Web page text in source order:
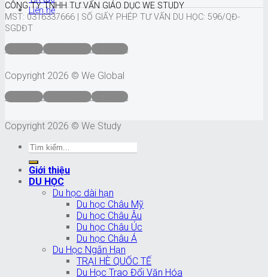
Liên hệ
CÔNG TY TNHH TƯ VẤN GIÁO DỤC WE STUDY
MST: 0316337666 | SỐ GIẤY PHÉP TƯ VẤN DU HỌC: 596/QĐ-
SGDĐT
Quy định Điều khoản Bảo mật
Copyright 2026 © We Global
Quy định
Điều khoản Bảo mật
Copyright 2026 © We Study
Giới thiệu
DU HỌC
Du học dài hạn
Du học Châu Mỹ
Du học Châu Âu
Du học Châu Úc
Du học Châu Á
Du Học Ngắn Hạn
TRẠI HÈ QUỐC TẾ
Du Học Trao Đổi Văn Hóa